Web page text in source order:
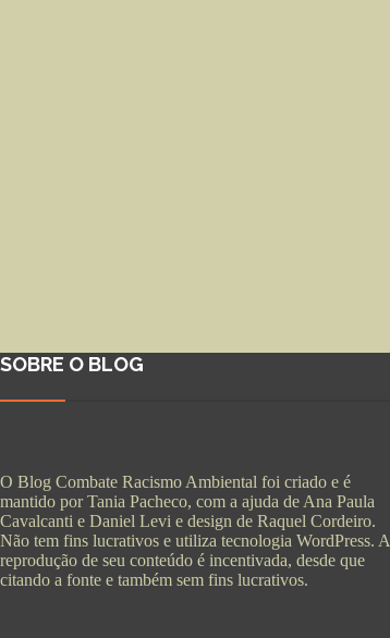
SOBRE O BLOG
O Blog Combate Racismo Ambiental foi criado e é
mantido por Tania Pacheco, com a ajuda de Ana Paula
Cavalcanti e Daniel Levi e design de Raquel Cordeiro.
Não tem fins lucrativos e utiliza tecnologia WordPress. A
reprodução de seu conteúdo é incentivada, desde que
citando a fonte e também sem fins lucrativos.